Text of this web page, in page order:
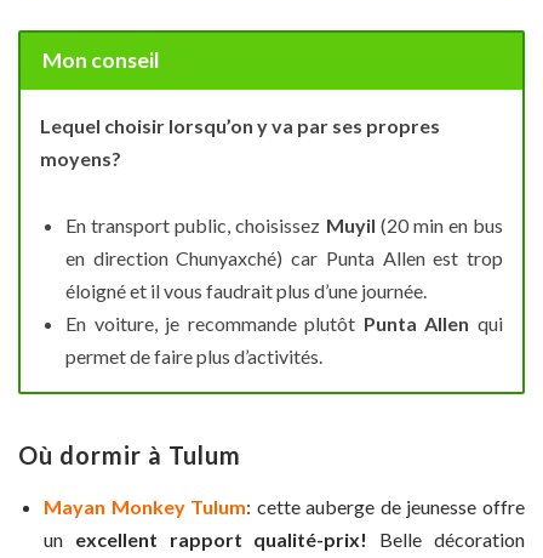
Mon conseil
Lequel choisir lorsqu’on y va par ses propres
moyens?
En transport public, choisissez Muyil (20 min en bus
en direction Chunyaxché) car Punta Allen est trop
éloigné et il vous faudrait plus d’une journée.
En voiture, je recommande plutôt Punta Allen qui
permet de faire plus d’activités.
Où dormir à Tulum
Mayan Monkey Tulum: cette auberge de jeunesse offre
un excellent rapport qualité-prix! Belle décoration